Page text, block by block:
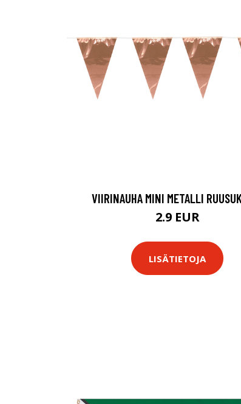
VIIRINAUHA MINI METALLI
2.9 EUR
LISÄTIETOJA